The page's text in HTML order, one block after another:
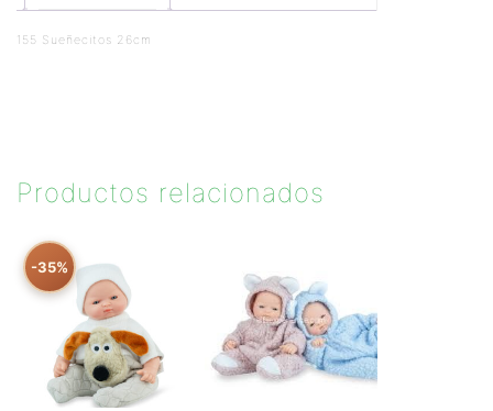
155 Sueñecitos 26cm
Productos relacionados
-35%